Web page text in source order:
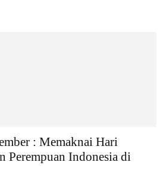
: Memaknai Hari
Perempuan Indonesia di